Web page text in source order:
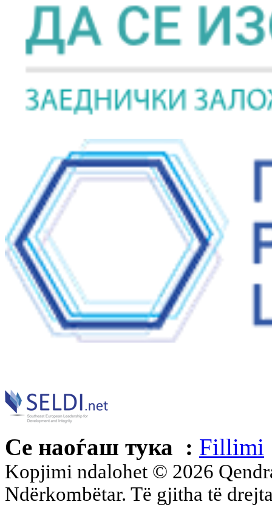
Се наоѓаш тука : Fillimi
Kopjimi ndalohet © 2026
Ndërkombëtar. Të gjitha të